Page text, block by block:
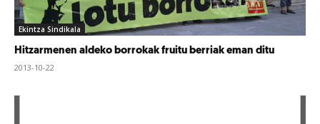
Ekintza Sindikala
Hitzarmenen aldeko borrokak fruitu berriak eman ditu
2013-10-22